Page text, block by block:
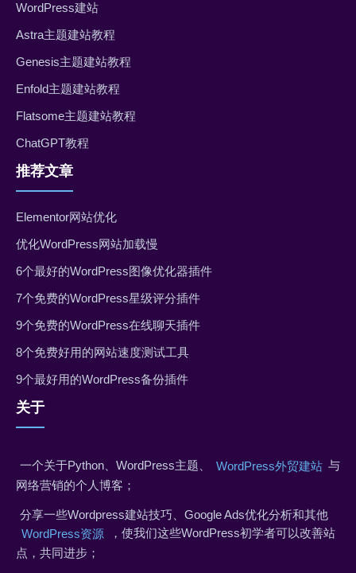
WordPress建站
Astra主题建站教程
Genesis主题建站教程
Enfold主题建站教程
Flatsome主题建站教程
ChatGPT教程
推荐文章
Elementor网站优化
优化WordPress网站加载慢
6个最好的WordPress图像优化器插件
7个免费的WordPress星级评分插件
9个免费的WordPress在线聊天插件
8个免费好用的网站速度测试工具
9个最好用的WordPress备份插件
关于
一个关于Python、WordPress主题、 WordPress外贸建站 与
网络营销的个人博客；
分享一些Wordpress建站技巧、Google Ads优化分析和其他
WordPress资源
，使我们这些WordPress初学者可以改善站
点，共同进步；